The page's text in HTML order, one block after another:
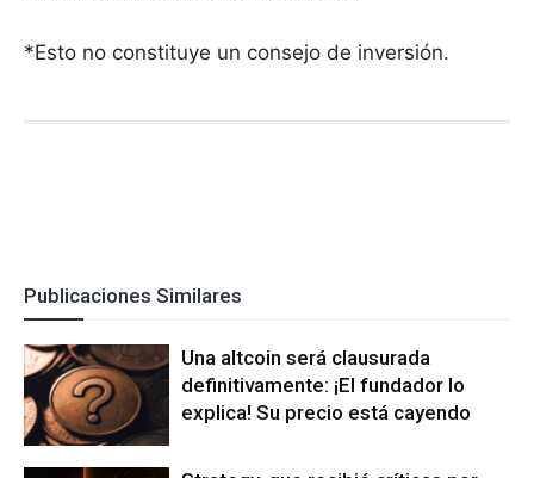
*Esto no constituye un consejo de inversión.
Publicaciones Similares
Una altcoin será clausurada
definitivamente: ¡El fundador lo
explica! Su precio está cayendo